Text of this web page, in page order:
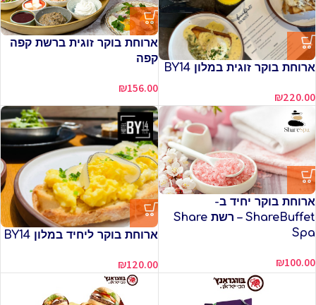
ארוחת בוקר זוגית במלון BY14
₪220.00
ארוחת בוקר זוגית ברשת קפה
קפה
₪156.00
ארוחת בוקר יחיד ב-
ShareBuffet – רשת Share
Spa
₪100.00
ארוחת בוקר ליחיד במלון BY14
₪120.00